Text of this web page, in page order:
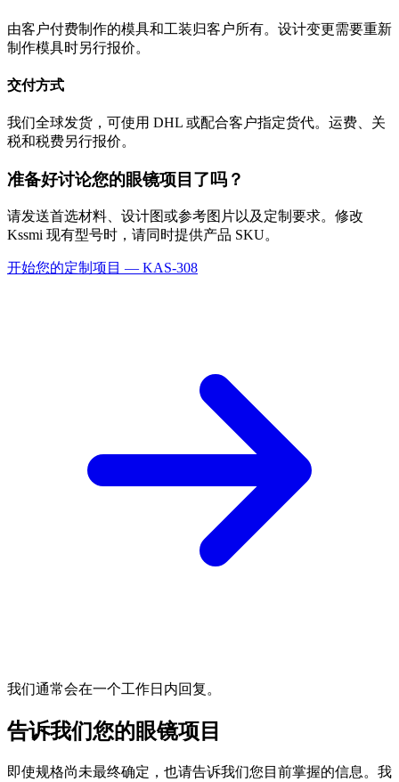
由客户付费制作的模具和工装归客户所有。设计变更需要重新
制作模具时另行报价。
交付方式
我们全球发货，可使用 DHL 或配合客户指定货代。运费、关
税和税费另行报价。
准备好讨论您的眼镜项目了吗？
请发送首选材料、设计图或参考图片以及定制要求。修改
Kssmi 现有型号时，请同时提供产品 SKU。
开始您的定制项目 — KAS-308
我们通常会在一个工作日内回复。
告诉我们您的眼镜项目
即使规格尚未最终确定，也请告诉我们您目前掌握的信息。我